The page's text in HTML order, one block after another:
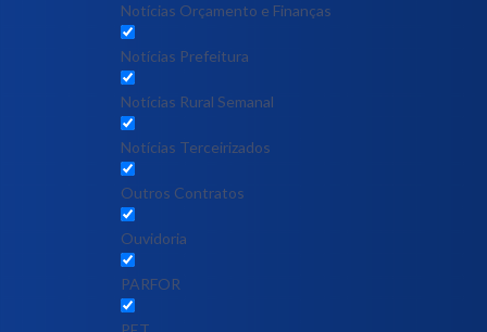
Notícias Orçamento e Finanças
Notícias Prefeitura
Notícias Rural Semanal
Notícias Terceirizados
Outros Contratos
Ouvidoria
PARFOR